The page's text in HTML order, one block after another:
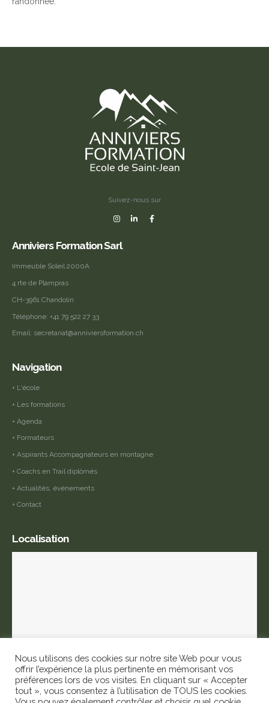
Suivez-nous sur
Anniviers Formation Sarl
Immeuble Soleil 2000A
4 rte de Plampras
CH-3961 Chandolin
Téléphone: +41 79 522 27 33
Email: secretariat@anniviersformation.ch
Navigation
+ L'école
+ Les formations
+ Agenda
+ Formateurs
+ Aspirants Accompagnateurs en montagne
+ Coachs en Trail diplômés
+ Actualités, événements
+ Contact
Localisation
ANNIVIERS Formation © 2022. Tous droits réservés |Mentions légales|
Nous utilisons des cookies sur notre site Web pour vous
offrir l’expérience la plus pertinente en mémorisant vos
préférences lors de vos visites. En cliquant sur « Accepter
tout », vous consentez à l’utilisation de TOUS les cookies.